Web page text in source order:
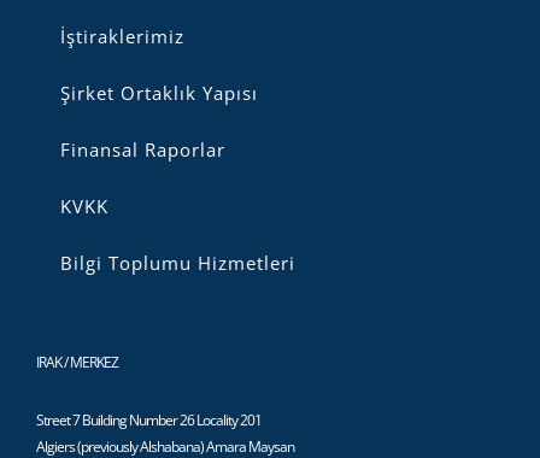
İştiraklerimiz
Şirket Ortaklık Yapısı
Finansal Raporlar
KVKK
Bilgi Toplumu Hizmetleri
IRAK / MERKEZ
Street 7 Building Number 26 Locality 201
Algiers (previously Alshabana) Amara Maysan